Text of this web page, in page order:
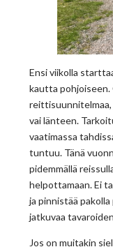
Ensi viikolla
kautta pohjoiseen.
vai länteen.
vaatimassa
tuntuu. Tänä
pidemmällä
helpottamaan. Ei
ja pinnistää
jatkuvaa
Jos on muitakin